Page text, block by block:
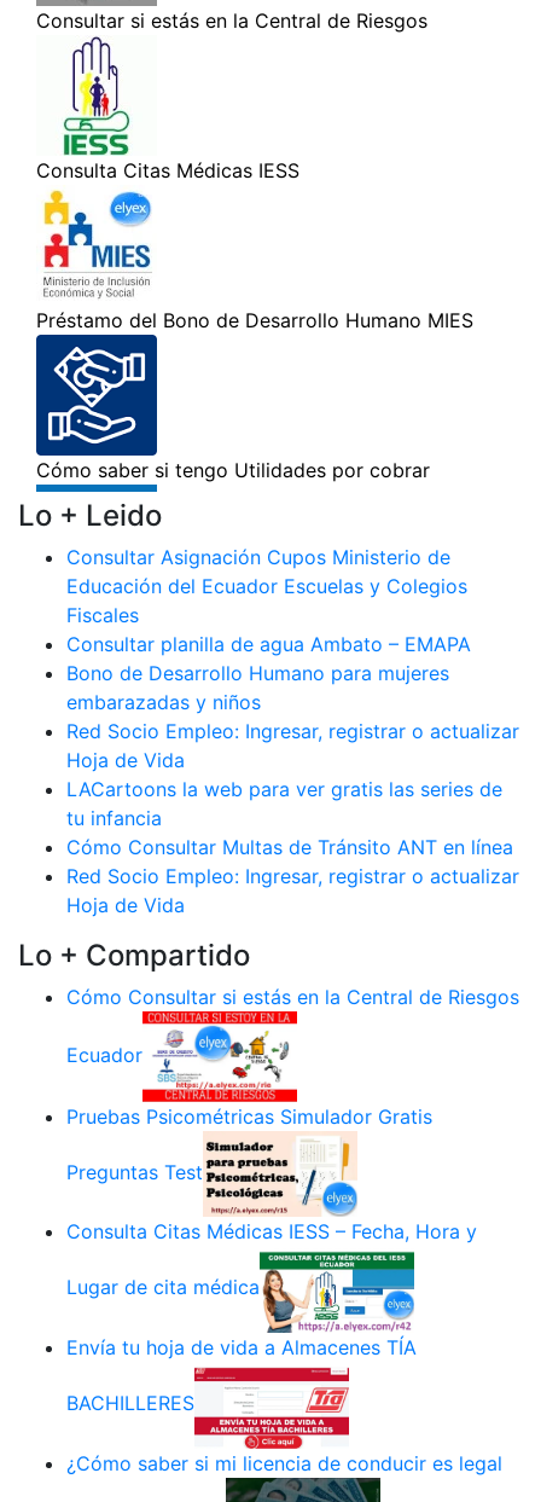
Lo + Leido
Consultar Asignación Cupos Ministerio de
Educación del Ecuador Escuelas y Colegios
Fiscales
Consultar planilla de agua Ambato – EMAPA
Bono de Desarrollo Humano para mujeres
embarazadas y niños
Red Socio Empleo: Ingresar, registrar o actualizar
Hoja de Vida
LACartoons la web para ver gratis las series de
tu infancia
Cómo Consultar Multas de Tránsito ANT en línea
Red Socio Empleo: Ingresar, registrar o actualizar
Hoja de Vida
Lo + Compartido
Cómo Consultar si estás en la Central de Riesgos
Ecuador
Pruebas Psicométricas Simulador Gratis
Preguntas Test
Consulta Citas Médicas IESS – Fecha, Hora y
Lugar de cita médica
Envía tu hoja de vida a Almacenes TÍA
BACHILLERES
¿Cómo saber si mi licencia de conducir es legal